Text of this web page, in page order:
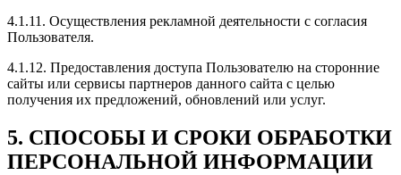
4.1.11. Осуществления рекламной деятельности с согласия
Пользователя.
4.1.12. Предоставления доступа Пользователю на сторонние
сайты или сервисы партнеров данного сайта с целью
получения их предложений, обновлений или услуг.
5. СПОСОБЫ И СРОКИ ОБРАБОТКИ
ПЕРСОНАЛЬНОЙ ИНФОРМАЦИИ